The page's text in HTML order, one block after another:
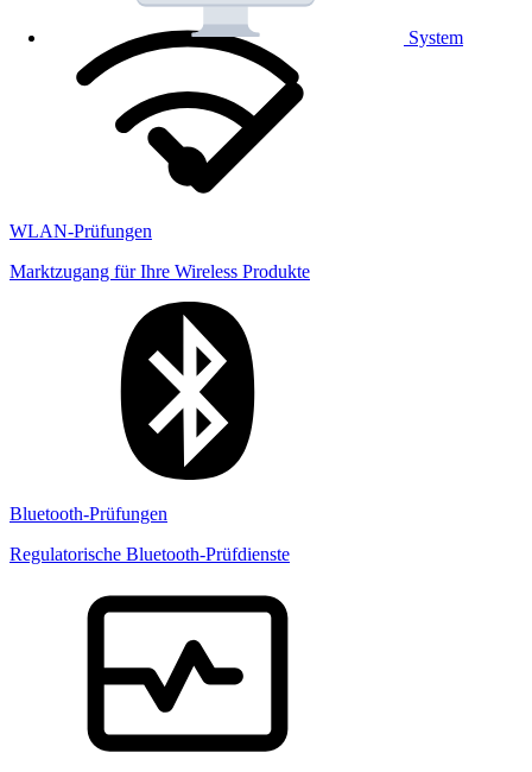
System
WLAN-Prüfungen
Marktzugang für Ihre Wireless Produkte
Bluetooth-Prüfungen
Regulatorische Bluetooth-Prüfdienste